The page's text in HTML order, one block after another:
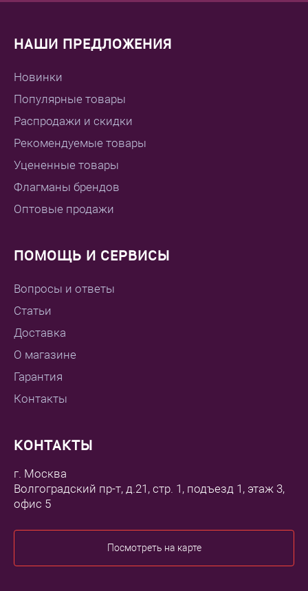
НАШИ ПРЕДЛОЖЕНИЯ
Новинки
Популярные товары
Распродажи и скидки
Рекомендуемые товары
Уцененные товары
Флагманы брендов
Оптовые продажи
ПОМОЩЬ И СЕРВИСЫ
Вопросы и ответы
Статьи
Доставка
О магазине
Гарантия
Контакты
КОНТАКТЫ
г. Москва
Волгоградский пр-т, д.21, стр. 1, подъезд 1, этаж 3,
офис 5
Посмотреть на карте